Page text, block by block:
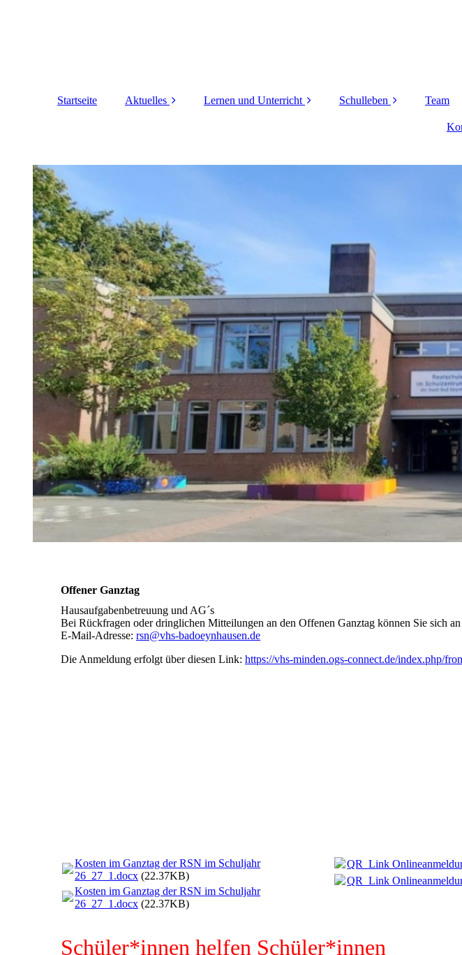
Startseite Aktuelles Lernen und Unterricht
Wahlpflichtfächer
Langzeitpraktikum
Wettbewerbe
Herkunftssprachlicher
Unterricht
Methoden-/
Medienkonzept
Schulleben
Bewegte Pause
Cyberscouts
Berufsberatung
Schule ohne
Rassismus
Streitschlichtung
Schulsanitätsdienst
Klassenfahrten
Schulgarten
Kultur und Schule
Bläserklasse
Schulmannschaften
Team
Offener Ganztag
Hausaufgabenbetreuung und AG´s
Bei Rückfragen oder dringlichen Mitteilungen an den Offenen Ganztag können Sie sich
E-Mail-Adresse: rsn@vhs-badoeynhausen.de
Die Anmeldung erfolgt über diesen Link: https://vhs-minden.ogs-connect.de/index.php/
Kosten im Ganztag der RSN im Schuljahr
26_27_1.docx (22.37KB)
Kosten im Ganztag der RSN im Schuljahr
26_27_1.docx (22.37KB)
QR_Link
QR_Link
Schüler*innen helfen Schüler*innen